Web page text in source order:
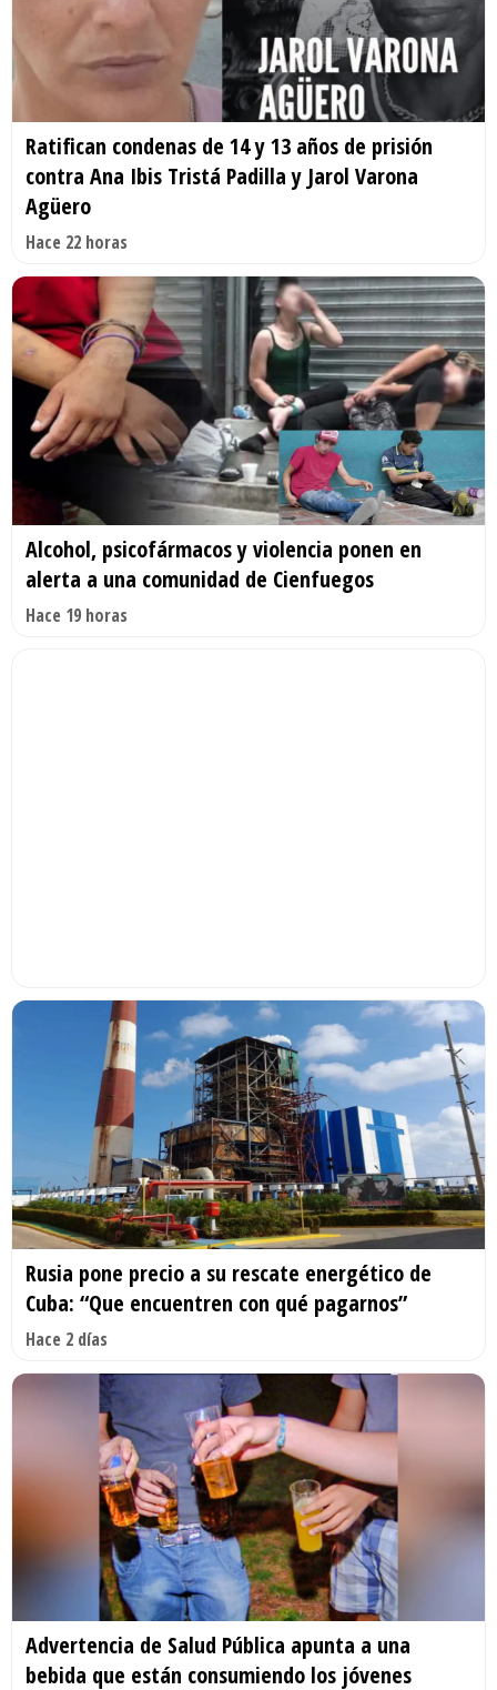
Ratifican condenas de 14 y 13 años de prisión
contra Ana Ibis Tristá Padilla y Jarol Varona
Agüero
Hace 22 horas
Alcohol, psicofármacos y violencia ponen en
alerta a una comunidad de Cienfuegos
Hace 19 horas
Rusia pone precio a su rescate energético de
Cuba: “Que encuentren con qué pagarnos”
Hace 2 días
Advertencia de Salud Pública apunta a una
bebida que están consumiendo los jóvenes